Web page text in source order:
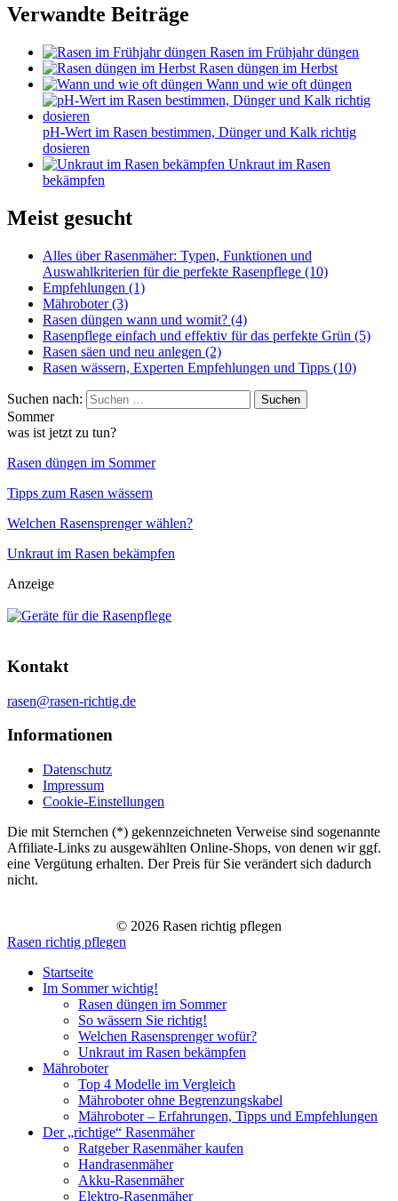
Verwandte Beiträge
Rasen im Frühjahr düngen
Rasen düngen im Herbst
Wann und wie oft düngen
pH-Wert im Rasen bestimmen, Dünger und Kalk richtig
dosieren
Unkraut im Rasen
bekämpfen
Meist gesucht
Alles über Rasenmäher: Typen, Funktionen und
Auswahlkriterien für die perfekte Rasenpflege (10)
Empfehlungen (1)
Mähroboter(3)
Rasen düngen wann und womit? (4)
Rasenpflege einfach und effektiv für das perfekte Grün (5)
Rasen säen und neu anlegen (2)
Rasen wässern, Experten Empfehlungen und Tipps (10)
Suchen nach: Suchen
Sommer
was ist jetzt zu tun?
Rasen düngen im Sommer
Tipps zum Rasen wässern
Welchen Rasensprenger wählen?
Unkraut im Rasen bekämpfen
Anzeige
Kontakt
rasen@rasen-richtig.de
Informationen
Datenschutz
Impressum
Cookie-Einstellungen
Die mit Sternchen (*) gekennzeichneten Verweise sind sogenannte
Affiliate-Links zu ausgewählten Online-Shops, von denen wir ggf.
eine Vergütung erhalten. Der Preis für Sie verändert sich dadurch
nicht.
© 2026 Rasen richtig pflegen
Rasen richtig pflegen
Startseite
Im Sommer wichtig!
Rasen düngen im Sommer
So wässern Sie richtig!
Welchen Rasensprenger wofür?
Unkraut im Rasen bekämpfen
Mähroboter
Top 4 Modelle im Vergleich
Mähroboter ohne Begrenzungskabel
Mähroboter – Erfahrungen, Tipps und Empfehlungen
Der „richtige“ Rasenmäher
Ratgeber Rasenmäher kaufen
Handrasenmäher
Akku-Rasenmäher
Elektro-Rasenmäher